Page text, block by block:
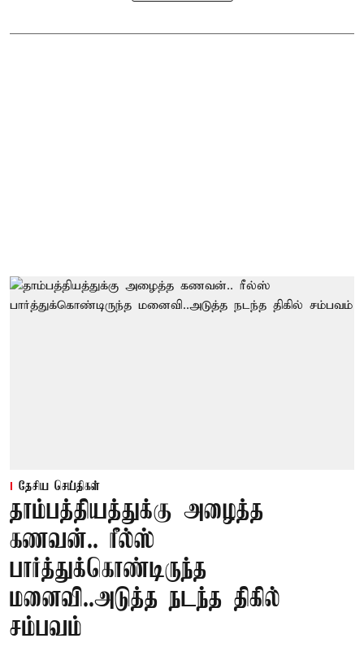
தேசிய செய்திகள்
தாம்பத்தியத்துக்கு அழைத்த
கணவன்.. ரீல்ஸ்
பார்த்துக்கொண்டிருந்த
மனைவி..அடுத்த நடந்த திகில்
சம்பவம்